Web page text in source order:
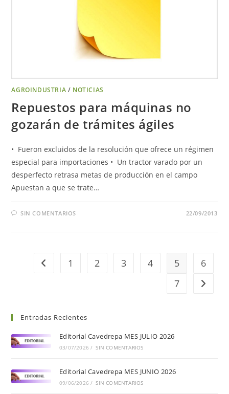
AGROINDUSTRIA / NOTICIAS
Repuestos para máquinas no
gozarán de trámites ágiles
• Fueron excluidos de la resolución que ofrece un régimen
especial para importaciones • Un tractor varado por un
desperfecto retrasa metas de producción en el campo
Apuestan a que se trate…
SIN COMENTARIOS 22/09/2013
1 2 3 4 5
6
7
Entradas Recientes
Editorial Cavedrepa MES JULIO 2026
03/07/2026 / SIN COMENTARIOS
Editorial Cavedrepa MES JUNIO 2026
09/06/2026 / SIN COMENTARIOS